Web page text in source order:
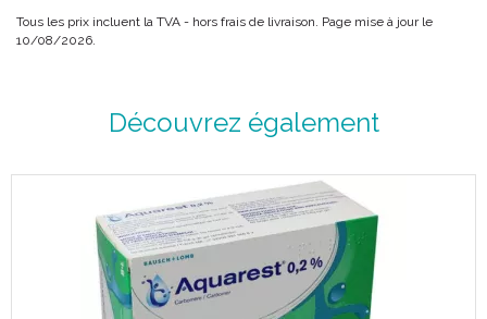
Tous les prix incluent la TVA - hors frais de livraison. Page mise à jour le
10/08/2026.
Découvrez également